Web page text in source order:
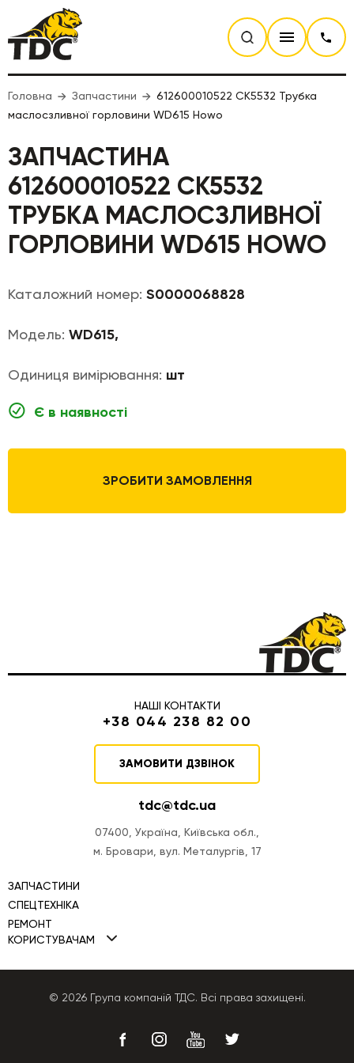
Головна Запчастини
612600010522 CK5532 Трубка
маслосзливної горловини WD615 Howo
ЗАПЧАСТИНА
612600010522 CK5532
ТРУБКА МАСЛОСЗЛИВНОЇ
ГОРЛОВИНИ WD615 HOWO
Каталожний номер: S0000068828
Модель: WD615,
Одиниця вимірювання: шт
Є в наявності
ЗРОБИТИ ЗАМОВЛЕННЯ
ЗАПЧАСТИНИ
СПЕЦТЕХНІКА
Міні навантажувачі TDC
Екскаватори-навантажувачі
РЕМОНТ
КОРИСТУВАЧАМ
Політика Cookies
Політика конфіденційності
НАШІ КОНТАКТИ
+38 044 238 82 00
ЗАМОВИТИ ДЗВІНОК
tdc@tdc.ua
07400, Україна, Київська обл.,
м. Бровари, вул. Металургів, 17
© 2026 Група компаній ТДС. Всі права захищені.